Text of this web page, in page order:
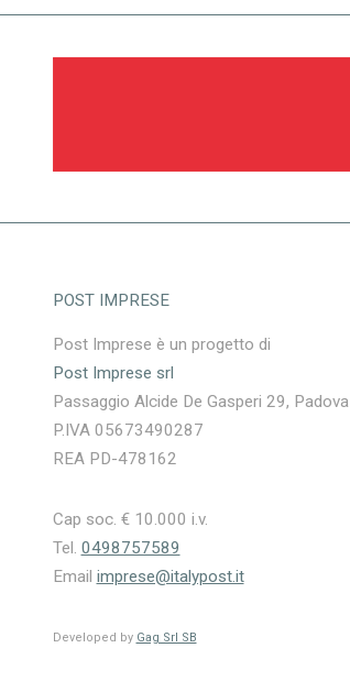
POST IMPRESE
Post Imprese è un progetto di
Post Imprese srl
Passaggio Alcide De Gasperi 29, Padova
P.IVA 05673490287
REA PD-478162
Cap soc. € 10.000 i.v.
Tel. 0498757589
Email imprese@italypost.it
Developed by Gag Srl SB